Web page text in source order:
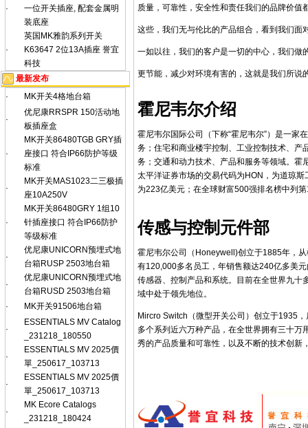
·
一位开关插座, 配套金属明
装底座
·
英国MK雅韵系列开关
K63647 2位13A插座 誉宜
科技
最新发布
·
MK开关4格地台箱
·
优尼康RRSPR 150活动地
板插座盒
·
MK开关86480TGB GRY插
座接口 符合IP66防护等级
标准
·
MK开关MAS1023二三极插
座10A250V
·
MK开关86480GRY 1组10
针插座接口 符合IP66防护
等级标准
·
优尼康UNICORN预埋式地
台箱RUSP 2503地台箱
·
优尼康UNICORN预埋式地
台箱RUSD 2503地台箱
·
MK开关91506地台箱
·
ESSENTIALS MV Catalog
_231218_180550
·
ESSENTIALS MV 2025價
單_250617_103713
·
ESSENTIALS MV 2025價
單_250617_103713
·
MK Ecore Catalogs
_231218_180424
质量，可靠性，安全性和责任我们的品牌价值
这些，我们无与伦比的产品组合，看到我们面
一如以往，我们的客户是一切的中心，我们做
更节能，减少对环境有害的，这就是我们所说
霍尼韦尔介绍
霍尼韦尔国际公司（下称“霍尼韦尔”）是一家
务；住宅和商业楼宇控制、工业控制技术、产
务；交通和动力技术、产品和服务等领域。
太平洋证券市场的交易代码为HON，为道琼
为223亿美元；在全球财富500强排名榜中列
传感与控制元件部
霍尼韦尔公司（Honeywell)创立于1885年，
有120,000多名员工，年销售额达240亿多美
传感器、控制产品和系统。目前在全世界九十
域中处于领先地位。
Mircro Switch（微型开关公司）创立于1935
多个系列近六万种产品，在全世界拥有三十
秀的产品质量和可靠性，以及不断的技术创